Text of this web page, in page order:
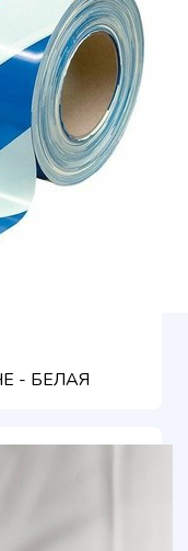
- БЕЛАЯ